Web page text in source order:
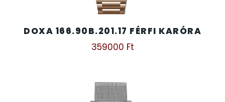
DOXA 166.90B.201.17 FÉRFI KARÓRA
359000 Ft